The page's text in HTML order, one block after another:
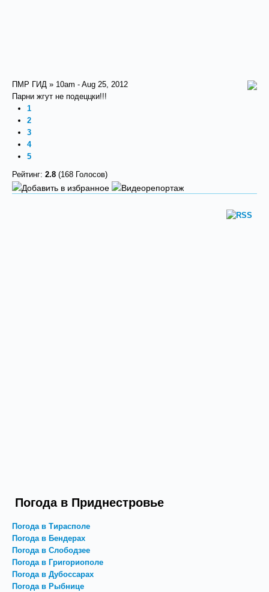
ПМР ГИД » 10am - Aug 25, 2012
Парни жгут не подеццки!!!
1
2
3
4
5
Рейтинг: 2.8 (168 Голосов)
Погода в Приднестровье
Погода в Тирасполе
Погода в Бендерах
Погода в Слободзее
Погода в Григориополе
Погода в Дубоссарах
Погода в Рыбнице